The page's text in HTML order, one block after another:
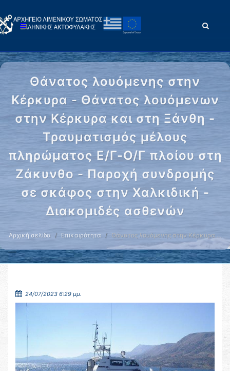
Θάνατος λουόμενης στην
Κέρκυρα - Θάνατος λουόμενων
στην Κέρκυρα και στη Ξάνθη -
Τραυματισμός μέλους
πληρώματος Ε/Γ-Ο/Γ πλοίου στη
Ζάκυνθο - Παροχή συνδρομής
σε σκάφος στην Χαλκιδική -
Διακομιδές ασθενών
Αρχική σελίδα Επικαιρότητα Θάνατος λουόμενης στην Κέρκυρα …
24/07/2023 6:29 μμ.